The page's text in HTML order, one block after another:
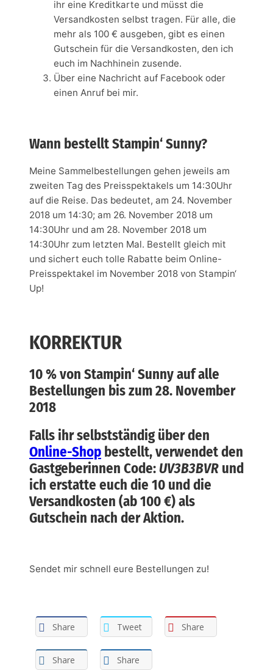
ihr eine Kreditkarte und müsst die
Versandkosten selbst tragen. Für alle, die
mehr als 100 € ausgeben, gibt es einen
Gutschein für die Versandkosten, den ich
euch im Nachhinein zusende.
Über eine Nachricht auf Facebook oder
einen Anruf bei mir.
Wann bestellt Stampin‘ Sunny?
Meine Sammelbestellungen gehen jeweils am
zweiten Tag des Preisspektakels um 14:30Uhr
auf die Reise. Das bedeutet, am 24. November
2018 um 14:30; am 26. November 2018 um
14:30Uhr und am 28. November 2018 um
14:30Uhr zum letzten Mal. Bestellt gleich mit
und sichert euch tolle Rabatte beim Online-
Preisspektakel im November 2018 von Stampin‘
Up!
KORREKTUR
10 % von Stampin‘ Sunny auf alle
Bestellungen bis zum 28. November
2018
Falls ihr selbstständig über den
Online-Shop bestellt, verwendet den
Gastgeberinnen Code:UV3B3BVR und
ich erstatte euch die 10 und die
Versandkosten (ab 100 €) als
Gutschein nach der Aktion.
Sendet mir schnell eure Bestellungen zu!
Share Tweet Share
Share Share